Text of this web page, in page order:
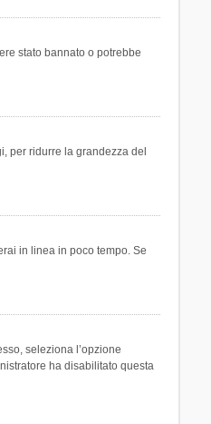
stato bannato o potrebbe
per ridurre la grandezza del
in linea in poco tempo. Se
seleziona l’opzione
ha disabilitato questa